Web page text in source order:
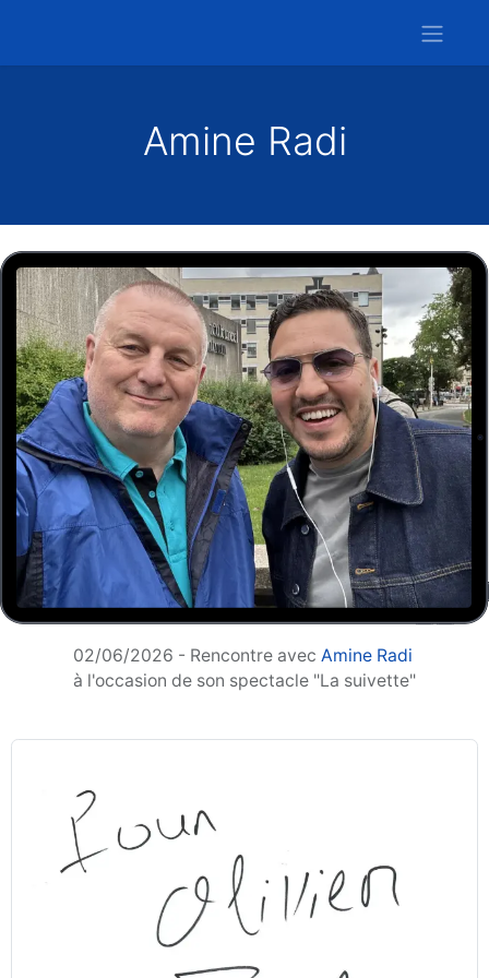
Amine Radi
02/06/2026 - Rencontre avec Amine Radi
à l'occasion de son spectacle "La suivette"